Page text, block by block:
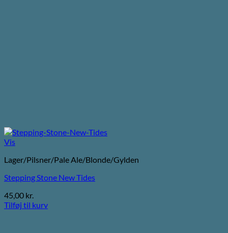
Vis
Lager/Pilsner/Pale Ale/Blonde/Gylden
Stepping Stone New Tides
45,00 kr.
Tilføj til kurv